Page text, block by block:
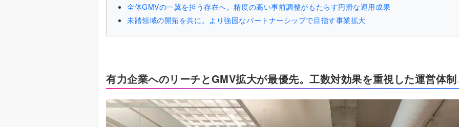
全体GMVの一翼を担う存在へ。精度の高い事前調整がもたらす円滑な運用成果
未踏領域の開拓を共に。より強固なパートナーシップで目指す事業拡大
有力企業へのリーチとGMV拡大が最優先。工数対効果を重視した運営体